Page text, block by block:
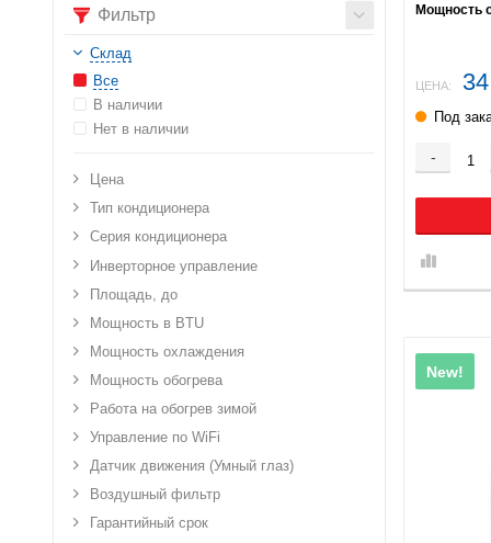
Фильтр
Склад
Все
В наличии
Нет в наличии
Цена
Тип кондиционера
Серия кондиционера
Инверторное управление
Площадь, до
Мощность в BTU
Мощность охлаждения
Мощность обогрева
Работа на обогрев зимой
Управление по WiFi
Датчик движения (Умный глаз)
Воздушный фильтр
Гарантийный срок
В том
квартиры,
Также
В нашем
служба,
установку
Мощность
ЦЕНА:
Под
-
New!